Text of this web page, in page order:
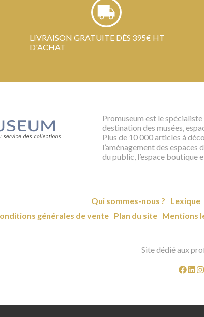
LIVRAISON GRATUITE DÈS 395€ HT
D'ACHAT
Promuseum est le
destination des musées,
Plus de 10 000 articles à
l’aménagement des espaces
du public, l’espace boutique
Qui sommes-nous ? Lexique
générales de vente
Plan du site Mentions
Site dédié aux